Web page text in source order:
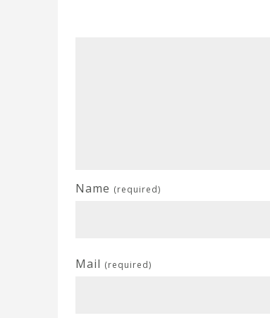
Name (required)
Mail (required)